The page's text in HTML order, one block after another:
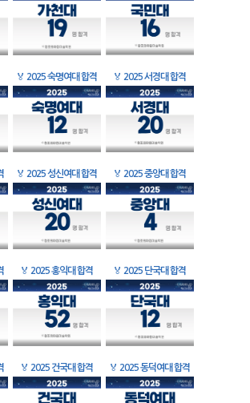
🏅 2025 숙명여대 합격 🏅 2025 서경대 합격
🏅 2025 성신여대 합격 🏅 2025 중앙대 합격
🏅 2025 홍익대 합격 🏅 2025 단국대 합격
🏅 2025 건국대 합격 🏅 2025 동덕여대 합격